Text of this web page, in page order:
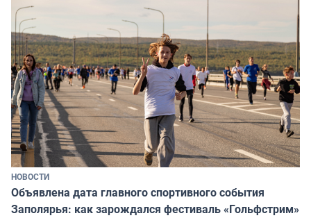
НОВОСТИ
Объявлена дата главного спортивного события
Заполярья: как зарождался фестиваль «Гольфстрим»